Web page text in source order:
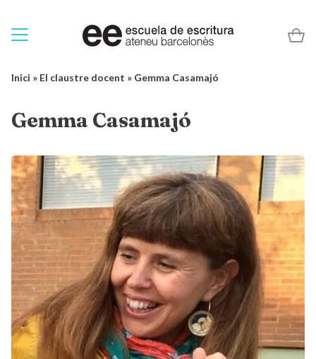
Inici » El claustre docent » Gemma Casamajó
Gemma Casamajó